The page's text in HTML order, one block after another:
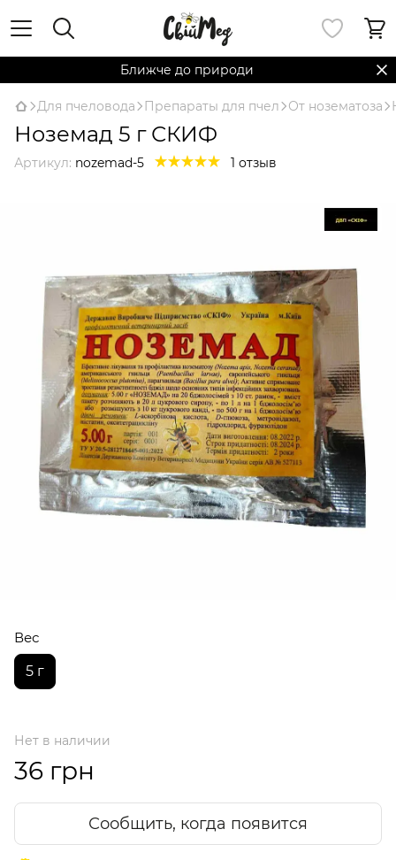
Ближче до природи
Для пчеловода Препараты для пчел От нозематоза
Ноземад 5 г СКИФ
Артикул: nozemad-5 1 отзыв
Вес
5 г
Нет в наличии
36 грн
Сообщить, когда появится